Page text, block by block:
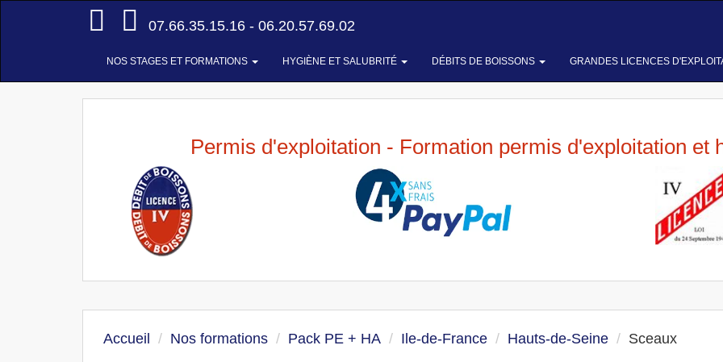
Accueil
07.66.35.15.16 - 06.20.57.69.02
NOS STAGES ET FORMATIONS HYGIÈNE ET SALUBRITÉ DÉBITS DE BOISSONS GRANDES LICENCES
Permis d'exploitation - Formation permis d'exploitation et
Accueil Nos formations Pack PE + HA Ile-de-France Hauts-de-Seine Sceaux